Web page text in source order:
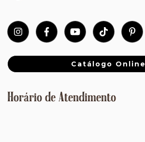
Catálogo Online
Horário de Atendimento